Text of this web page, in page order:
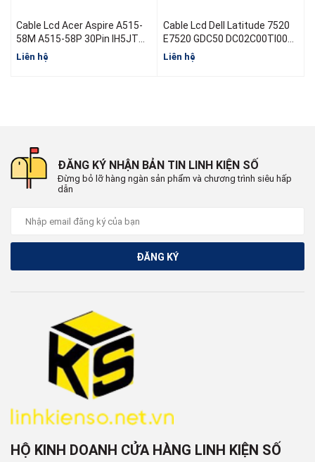
Cable Lcd Acer Aspire A515-
58M A515-58P 30Pin IH5JT
50.KHJN2.003 DC02004B300
Liên hệ
Cable Lcd Dell Latitude 7520
E7520 GDC50 DC02C00TI00
08V84N EDP FHD 2.7 RGB
30Pin 0.5
Liên hệ
ĐĂNG KÝ NHẬN BẢN TIN LINH KIỆN SỐ
Đừng bỏ lỡ hàng ngàn sản phẩm và chương trình siêu hấp
dẫn
ĐĂNG KÝ
HỘ KINH DOANH CỬA HÀNG LINH KIỆN SỐ